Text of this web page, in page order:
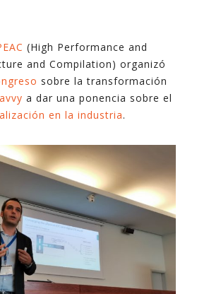
(High Performance and
and Compilation) organizó
sobre la transformación
a dar una ponencia sobre el
en la industria.